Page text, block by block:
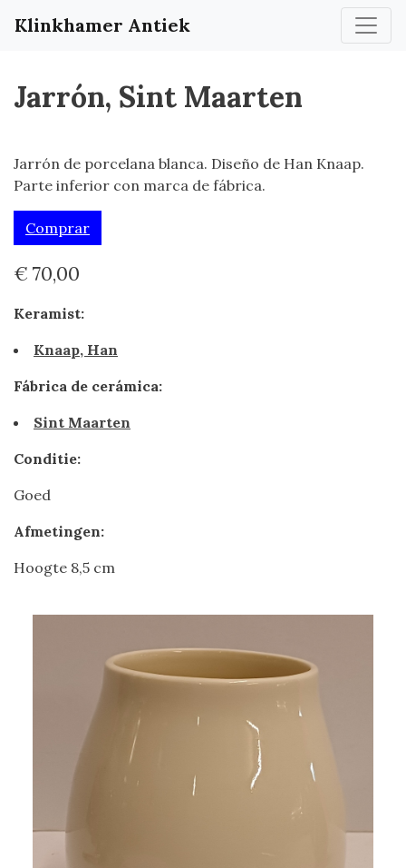
Klinkhamer Antiek
Jarrón, Sint Maarten
Jarrón de porcelana blanca. Diseño de Han Knaap.
Parte inferior con marca de fábrica.
Comprar
€ 70,00
Keramist:
Knaap, Han
Fábrica de cerámica:
Sint Maarten
Conditie:
Goed
Afmetingen:
Hoogte 8,5 cm